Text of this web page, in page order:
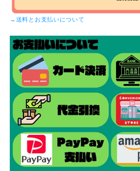
→送料とお支払いについて